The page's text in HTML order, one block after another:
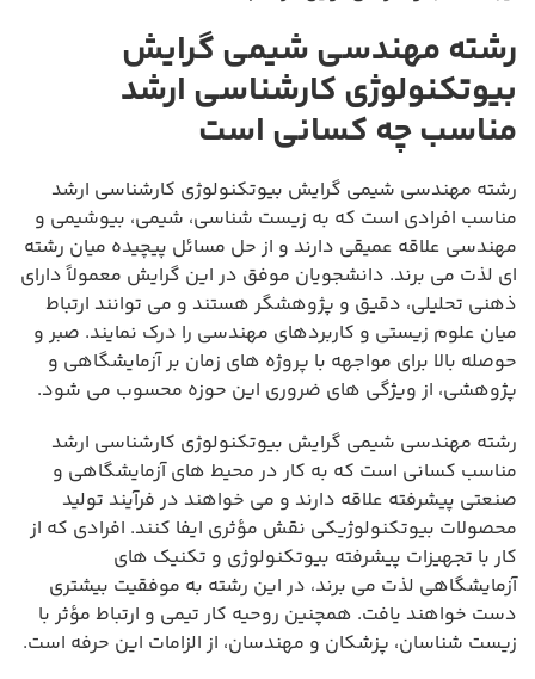
رشته مهندسی شیمی گرایش
بیوتکنولوژی کارشناسی ارشد
مناسب چه کسانی است
رشته مهندسی شیمی گرایش بیوتکنولوژی کارشناسی ارشد
مناسب افرادی است که به زیست شناسی، شیمی، بیوشیمی و
مهندسی علاقه عمیقی دارند و از حل مسائل پیچیده میان رشته
ای لذت می برند. دانشجویان موفق در این گرایش معمولاً دارای
ذهنی تحلیلی، دقیق و پژوهشگر هستند و می توانند ارتباط
میان علوم زیستی و کاربردهای مهندسی را درک نمایند. صبر و
حوصله بالا برای مواجهه با پروژه های زمان بر آزمایشگاهی و
پژوهشی، از ویژگی های ضروری این حوزه محسوب می شود.
رشته مهندسی شیمی گرایش بیوتکنولوژی کارشناسی ارشد
مناسب کسانی است که به کار در محیط های آزمایشگاهی و
صنعتی پیشرفته علاقه دارند و می خواهند در فرآیند تولید
محصولات بیوتکنولوژیکی نقش مؤثری ایفا کنند. افرادی که از
کار با تجهیزات پیشرفته بیوتکنولوژی و تکنیک های
آزمایشگاهی لذت می برند، در این رشته به موفقیت بیشتری
دست خواهند یافت. همچنین روحیه کار تیمی و ارتباط مؤثر با
زیست شناسان، پزشکان و مهندسان، از الزامات این حرفه است.